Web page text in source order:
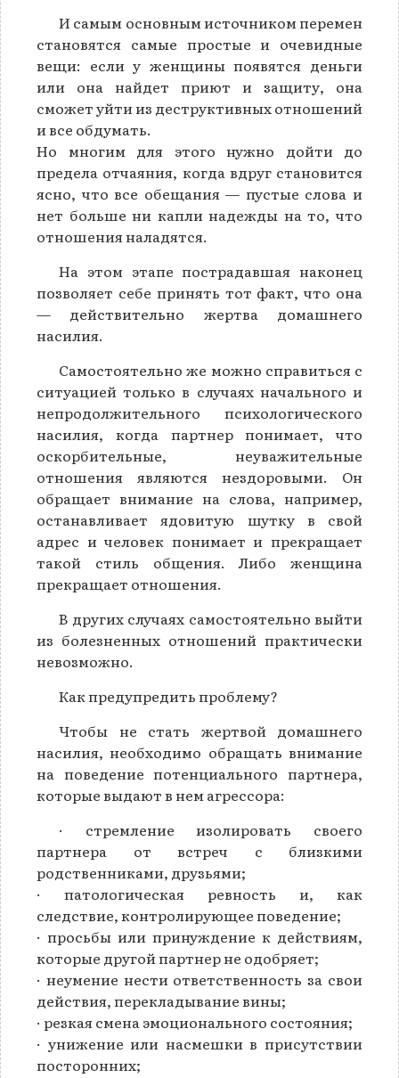
И самым основным источником перемен
становятся самые простые и очевидные
вещи: если у женщины появятся деньги
или она найдет приют и защиту, она
сможет уйти из деструктивных отношений
и все обдумать.
Но многим для этого нужно дойти до
предела отчаяния, когда вдруг становится
ясно, что все обещания — пустые слова и
нет больше ни капли надежды на то, что
отношения наладятся.
На этом этапе пострадавшая наконец
позволяет себе принять тот факт, что она
— действительно жертва домашнего
насилия.
Самостоятельно же можно справиться с
ситуацией только в случаях начального и
непродолжительного психологического
насилия, когда партнер понимает, что
оскорбительные, неуважительные
отношения являются нездоровыми. Он
обращает внимание на слова, например,
останавливает ядовитую шутку в свой
адрес и человек понимает и прекращает
такой стиль общения. Либо женщина
прекращает отношения.
В других случаях самостоятельно выйти
из болезненных отношений практически
невозможно.
Как предупредить проблему?
Чтобы не стать жертвой домашнего
насилия, необходимо обращать внимание
на поведение потенциального партнера,
которые выдают в нем агрессора:
· стремление изолировать своего
партнера от встреч с близкими
родственниками, друзьями;
· патологическая ревность и, как
следствие, контролирующее поведение;
· просьбы или принуждение к действиям,
которые другой партнер не одобряет;
· неумение нести ответственность за свои
действия, перекладывание вины;
· резкая смена эмоционального состояния;
· унижение или насмешки в присутствии
посторонних;